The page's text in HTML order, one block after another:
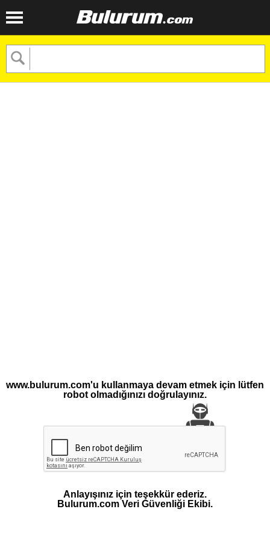
www.bulurum.com'u kullanmaya devam etmek için lütfen
robot olmadığınızı doğrulayınız.
Anlayışınız için teşekkür ederiz.
Bulurum.com Veri Güvenliği Ekibi.